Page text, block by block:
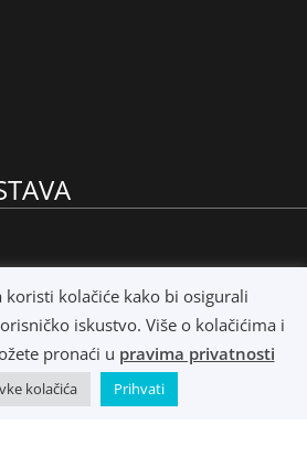
d.o.o.- 2022 - Sva prava zadržana.
koristi kolačiće kako bi osigurali
iskustvo. Više o kolačićima i
pronaći u pravima privatnosti
kolačića Prihvati